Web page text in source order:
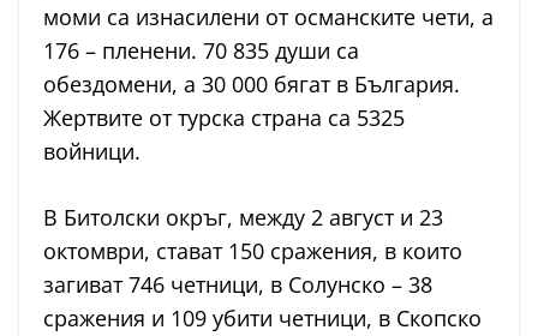
моми са изнасилени от османските чети, а
176 – пленени. 70 835 души са
обездомени, а 30 000 бягат в България.
Жертвите от турска страна са 5325
войници.
В Битолски окръг, между 2 август и 23
октомври, стават 150 сражения, в които
загиват 746 четници, в Солунско – 38
сражения и 109 убити четници, в Скопско